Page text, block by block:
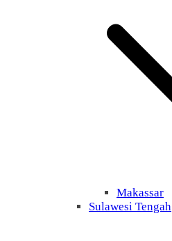
Makassar
Sulawesi Tengah